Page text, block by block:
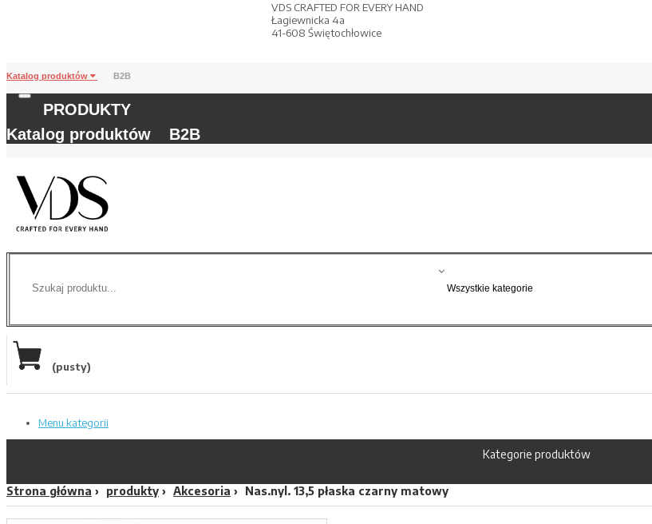
VDS CRAFTED FOR EVERY HAND
Łagiewnicka 4a
41-608 Świętochłowice
Katalog produktów B2B
PRODUKTY
Katalog produktów
B2B
(pusty)
Menu kategorii
Kategorie produktów
Strona główna produkty Akcesoria Nas.nyl. 13,5 płaska czarny matowy